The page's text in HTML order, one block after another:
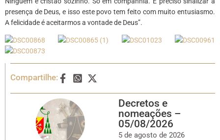
presença de Deus, e isso este povo tem feito com muito entusiasmo.
A felicidade é aceitarmos a vontade de Deus”.
Compartilhe:
Decretos e
nomeações –
05/08/2026
5 de agosto de 2026